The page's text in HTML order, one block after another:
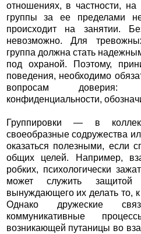
отношениях, в частности,
группы за ее пределами
происходит на занятии.
невозможно. Для
группа должна стать
под охраной. Поэтому,
поведения, необходимо
вопросам доверия:
конфиденциальности,
Группировки — в
своеобразные содружества
оказаться полезными, если
общих целей. Например,
робких, психологически
может служить
вынуждающего их делать то,
Однако дружеские
коммуникативные
возникающей путаницы во